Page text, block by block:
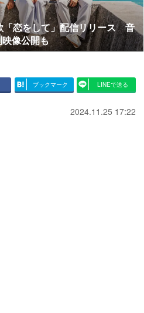
「恋をして」配信リリース 音
像公開も
ブックマーク LINEで送る
2024.11.25 17:22